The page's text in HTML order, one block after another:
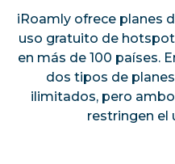
iRoamly ofrece planes
uso gratuito de
en más de 100 países.
dos tipos de
ilimitados, pero
restringen el